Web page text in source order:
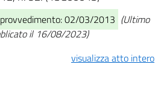
02/03/2013 (Ultimo
il 16/08/2023)
visualizza atto intero